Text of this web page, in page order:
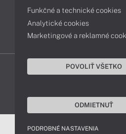
Servisné oddelenie
Diagnostiky online
DELL-SHOP © 2011 - 2026
Funkčné a technické cookies
Analytické cookies
Marketingové a reklamné
POVOLIŤ VŠETKO
ODMIETNUŤ
PODROBNÉ NASTAVENIA